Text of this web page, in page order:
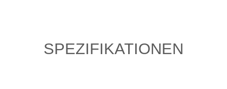
SPEZIFIKATIONEN